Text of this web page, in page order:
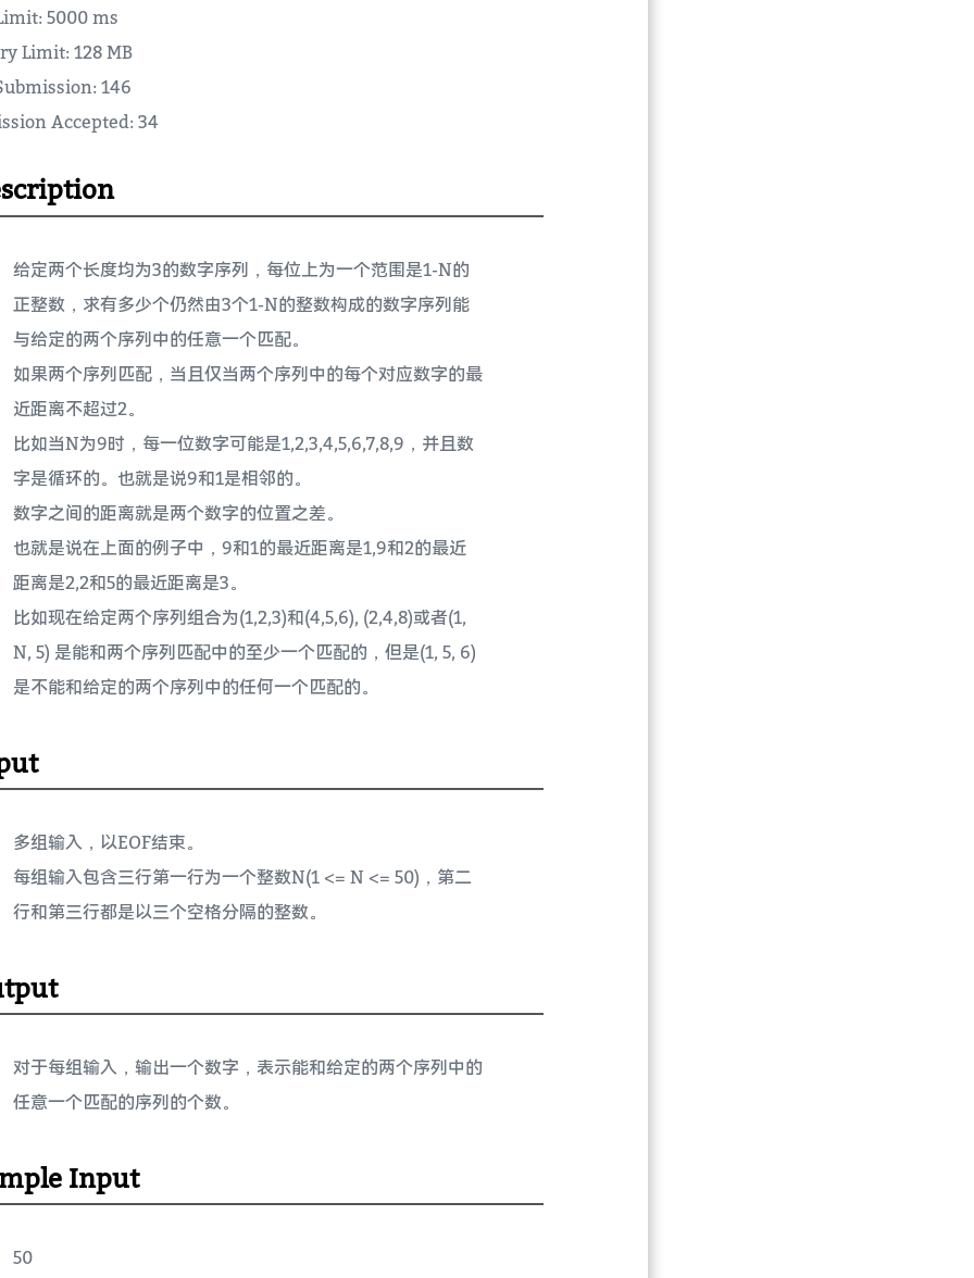
5000 ms
Limit: 128 MB
146
Accepted: 34
给定两个长度均为3的数字序列，每位上为一个范围是1-N的
正整数，求有多少个仍然由3个1-N的整数构成的数字序列能
与给定的两个序列中的任意一个匹配。
如果两个序列匹配，当且仅当两个序列中的每个对应数字的最
近距离不超过2。
比如当N为9时，每一位数字可能是1,2,3,4,5,6,7,8,9，并且数
字是循环的。也就是说9和1是相邻的。
数字之间的距离就是两个数字的位置之差。
也就是说在上面的例子中，9和1的最近距离是1,9和2的最近
距离是2,2和5的最近距离是3。
比如现在给定两个序列组合为(1,2,3)和(4,5,6), (2,4,8)或者(1,
N, 5) 是能和两个序列匹配中的至少一个匹配的，但是(1, 5, 6)
是不能和给定的两个序列中的任何一个匹配的。
多组输入，以EOF结束。
每组输入包含三行第一行为一个整数N(1 <= N <= 50)，第二
行和第三行都是以三个空格分隔的整数。
对于每组输入，输出一个数字，表示能和给定的两个序列中的
任意一个匹配的序列的个数。
Input
50